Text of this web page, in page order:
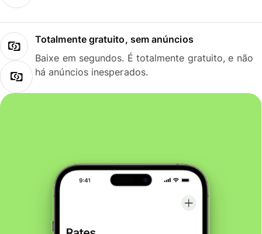
Totalmente gratuito, sem anúncios
Baixe em segundos. É totalmente gratuito, e não
há anúncios inesperados.